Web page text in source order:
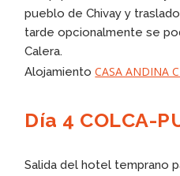
pueblo de Chivay y
tarde opcionalmente se
Calera.
Alojamiento CASA ANDINA
Día 4 COLCA-
Salida del hotel temprano